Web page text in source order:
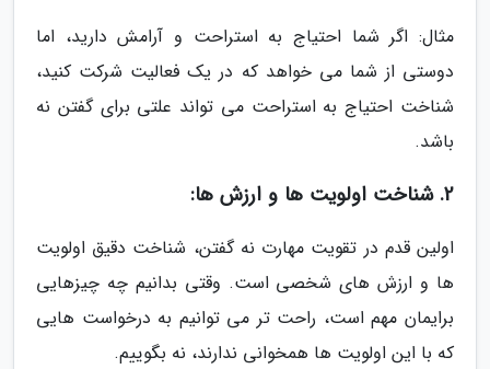
مثال: اگر شما احتیاج به استراحت و آرامش دارید، اما
دوستی از شما می خواهد که در یک فعالیت شرکت کنید،
شناخت احتیاج به استراحت می تواند علتی برای گفتن نه
باشد.
2. شناخت اولویت ها و ارزش ها:
اولین قدم در تقویت مهارت نه گفتن، شناخت دقیق اولویت
ها و ارزش های شخصی است. وقتی بدانیم چه چیزهایی
برایمان مهم است، راحت تر می توانیم به درخواست هایی
که با این اولویت ها همخوانی ندارند، نه بگوییم.